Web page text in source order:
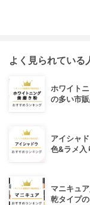
よく見られている
ホワイト
の多い市
アイシャ
色&ラメ入
マニキュ
乾タイプ